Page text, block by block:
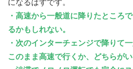
になるはずです。
・高速から一般道に降りたところ
るかもしれない。
・次のインターチェンジで降りて
このまま高速で行くか、どちらが